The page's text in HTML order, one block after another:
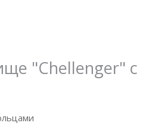
"Chellenger" с